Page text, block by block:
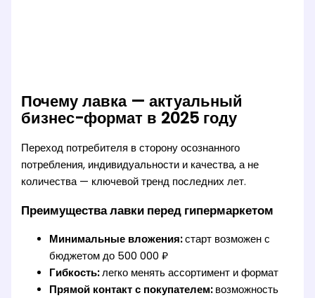
Почему лавка — актуальный
бизнес-формат в 2025 году
Переход потребителя в сторону осознанного
потребления, индивидуальности и качества, а не
количества — ключевой тренд последних лет.
Преимущества лавки перед гипермаркетом
Минимальные вложения:старт возможен с
бюджетом до 500 000 ₽
Гибкость:легко менять ассортимент и формат
Прямой контакт с покупателем:возможность